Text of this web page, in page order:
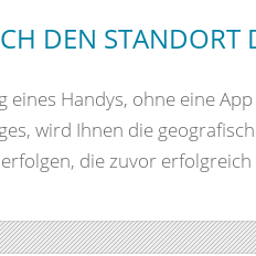
DEN STANDORT
eines Handys, ohne eine
wird Ihnen die
die zuvor